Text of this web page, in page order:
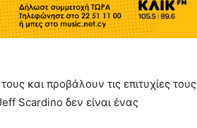
και προβάλουν τις επιτυχίες τους
Scardino δεν είναι ένας